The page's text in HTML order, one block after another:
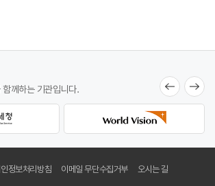
함께하는 기관입니다.
정보처리방침 이메일 무단수집거부 오시는 길